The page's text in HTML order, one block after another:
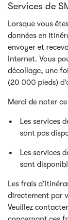
Services de
Lorsque vous
données en
envoyer et
Internet. Vous
décollage, une
(20 000 pieds)
Merci de noter
Les services
sont pas
Les services
sont
Les frais
directement par
Veuillez